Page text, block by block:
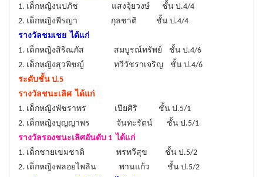
1. เด็กหญิงนปภัช แสงจุ้ยวงษ์ ชั้น ป.4/4
2. เด็กหญิงพีรญา กุลชาติ ชั้น ป.4/4
รางวัลชมเชย ได้แก่
1. เด็กหญิงสิริณภัส สมบูรณ์ทรัพย์ ชั้น ป.4/6
2. เด็กหญิงสุวพิชญ์ ทวีวัชราเจริญ ชั้น ป.4/6
ระดับชั้น ป.5
รางวัลชนะเลิศ ได้แก่
1. เด็กหญิงพัชราพร เปียศิริ ชั้น ป.5/1
2. เด็กหญิงบุญญาพร จันทะรัตน์ ชั้น ป.5/1
รางวัลรองชนะเลิศอันดับ 1 ได้แก่
1. เด็กชายเขมชาติ พรทวีสุข ชั้น ป.5/2
2. เด็กหญิงพลอยไพลิน พานแก้ว ชั้น ป.5/2